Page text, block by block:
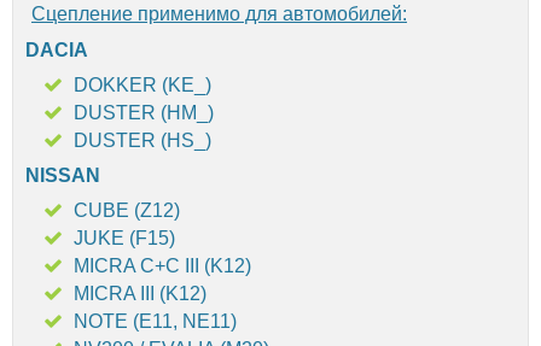
Сцепление применимо для автомобилей:
DACIA
DOKKER (KE_)
DUSTER (HM_)
DUSTER (HS_)
NISSAN
CUBE (Z12)
JUKE (F15)
MICRA C+C III (K12)
MICRA III (K12)
NOTE (E11, NE11)